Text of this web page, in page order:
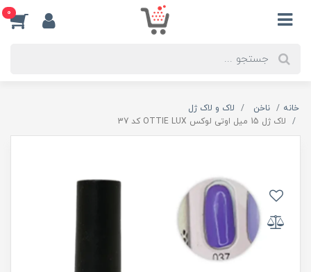
0
خانه ناخن
لاک و لاک ژل
لاک ژل 15 میل اوتی لوکس OTTIE LUX کد 37